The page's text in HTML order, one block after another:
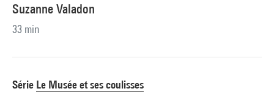
Suzanne Valadon
33 min
Série Le Musée et ses coulisses